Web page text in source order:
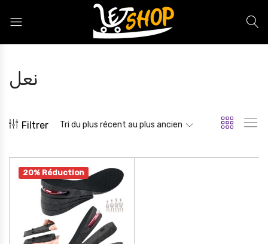
نعل
Filtrer Tri du plus récent au plus ancien
20% Réduction